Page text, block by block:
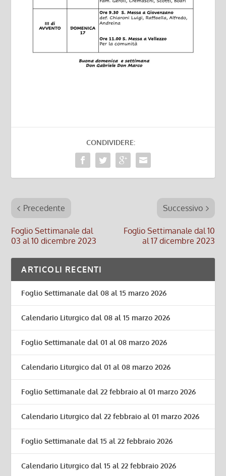
CONDIVIDERE:
Precedente
Foglio Settimanale dal
03 al 10 dicembre 2023
Successivo
Foglio Settimanale dal 10
al 17 dicembre 2023
ARTICOLI RECENTI
Foglio Settimanale dal 08 al 15 marzo 2026
Calendario Liturgico dal 08 al 15 marzo 2026
Foglio Settimanale dal 01 al 08 marzo 2026
Calendario Liturgico dal 01 al 08 marzo 2026
Foglio Settimanale dal 22 febbraio al 01 marzo 2026
Calendario Liturgico dal 22 febbraio al 01 marzo 2026
Foglio Settimanale dal 15 al 22 febbraio 2026
Calendario Liturgico dal 15 al 22 febbraio 2026